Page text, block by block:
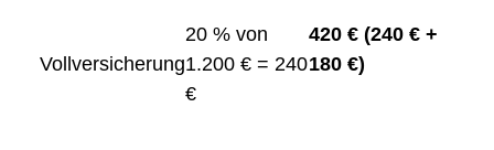
Vollversicherung
20 % von
1.200 € = 240
€
420 € (240 € +
180 €)